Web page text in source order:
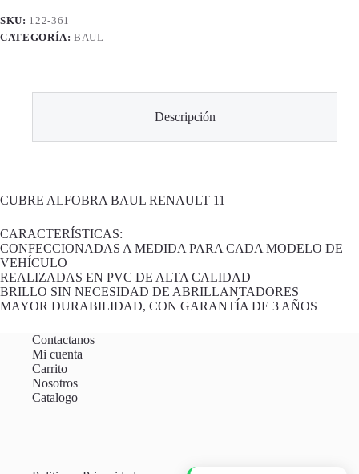
SKU: 122-361
CATEGORÍA:BAUL
Descripción
CUBRE ALFOBRA BAUL RENAULT 11
CARACTERÍSTICAS:
CONFECCIONADAS A MEDIDA PARA CADA MODELO DE
VEHÍCULO
REALIZADAS EN PVC DE ALTA CALIDAD
BRILLO SIN NECESIDAD DE ABRILLANTADORES
MAYOR DURABILIDAD, CON GARANTÍA DE 3 AÑOS
Contactanos
Mi cuenta
Carrito
Nosotros
Catalogo